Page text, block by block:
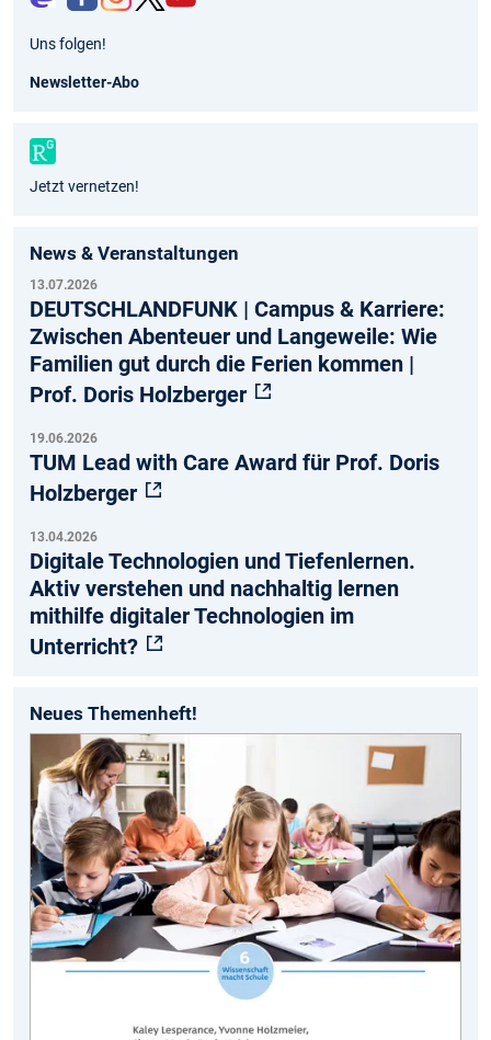
ebo
ok
agr
am
Uns folgen!
Newsletter-Abo
Jetzt vernetzen!
News & Veranstaltungen
13.07.2026
DEUTSCHLANDFUNK | Campus & Karriere:
Zwischen Abenteuer und Langeweile: Wie
Familien gut durch die Ferien kommen |
Prof. Doris Holzberger
19.06.2026
TUM Lead with Care Award für Prof. Doris
Holzberger
13.04.2026
Digitale Technologien und Tiefenlernen.
Aktiv verstehen und nachhaltig lernen
mithilfe digitaler Technologien im
Unterricht?
Neues Themenheft!